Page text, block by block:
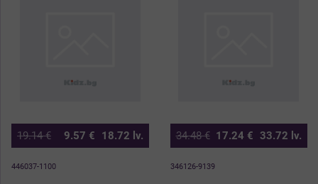
19.14€ 9.57 € 18.72 lv.
446037-1100
34.48€ 17.24 € 33.72 lv.
346126-9139